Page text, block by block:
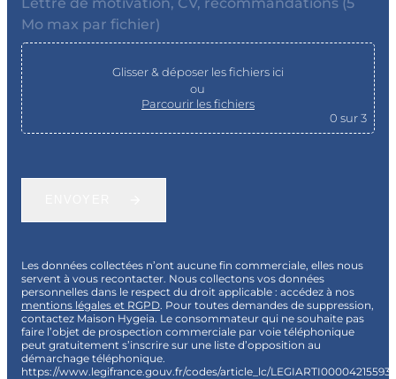
Mo max par fichier)
Glisser & déposer les fichiers ici
ou
Parcourir les fichiers
0 sur 3
Les données collectées n’ont aucune fin commerciale, elles nous
servent à vous recontacter. Nous collectons vos données
personnelles dans le respect du droit applicable : accédez à nos
mentions légales et RGPD. Pour toutes demandes de suppression,
contactez Maison Hygeia. Le consommateur qui ne souhaite pas
faire l’objet de prospection commerciale par voie téléphonique
peut gratuitement s’inscrire sur une liste d’opposition au
démarchage téléphonique.
https://www.legifrance.gouv.fr/codes/article_lc/